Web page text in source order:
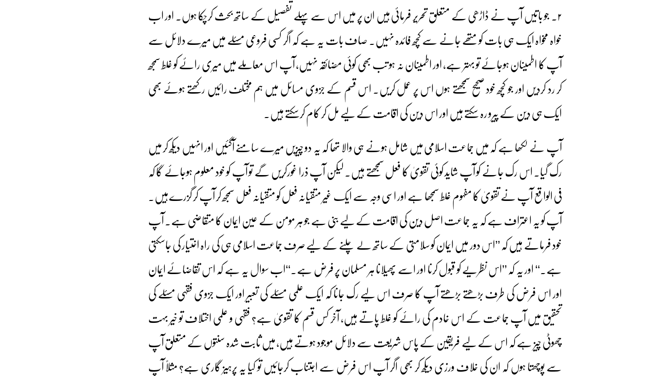
۲۔ جو باتیں آپ نے ڈاڑھی کے متعلق تحریر فرمائی ہیں ان پر میں اس سے پہلے تفصیل کے ساتھ بحث کرچکا ہوں۔ اور اب
خواہ مخواہ ایک ہی بات کو متھے جانے سے کچھ فائدہ نہیں۔ صاف بات یہ ہے کہ اگر کسی فروعی مسئلے میں میرے دلائل سے
آپ کا اطمینان ہوجائے تو بہتر ہے، اور اطمینان نہ ہو تب بھی کوئی مضائقہ نہیں، آپ اس معاملے میں میری رائے کو غلط سمجھ
کر رد کردیں اور جو کچھ خود صحیح سمجھتے ہوں اس پر عمل کریں۔ اس قسم کے جزوی مسائل میں ہم مختلف رائیں رکھتے ہوئے بھی
ایک ہی دین کے پیرو رہ سکتے ہیں اور اس دین کی اقامت کے لیے مل کر کام کرسکتے ہیں۔
آپ نے لکھا ہے کہ میں جماعت اسلامی میں شامل ہونے ہی والا تھا کہ یہ دو چیزیں میرے سامنے آگئیں اور انہیں دیکھ کر میں
رک گیا۔ اس رک جانے کو آپ شاید کوئی تقویٰ کا فعل سمجھتے ہیں۔ لیکن آپ ذرا غورکریں گے تو آپ کو خود معلوم ہوجائے گا کہ
فی الواقع آپ نے تقویٰ کا مفہوم غلط سمجھا ہے اور اسی وجہ سے ایک غیر متقیانہ فعل کو متقیانہ فعل سمجھ کر آپ کر گزرے ہیں۔
آپ کو یہ اعتراف ہے کہ یہ جماعت اصل دین کی اقامت کے لیے بنی ہے جو ہر مومن کے عین ایمان کا متقاضی ہے۔ آپ
خود فرماتے ہیں کہ ’’اس دور میں ایمان کو سلامتی کے ساتھ لے چلنے کے لیے صرف جماعت اسلامی ہی کی راہ اختیار کی جاسکتی
ہے۔‘‘ اور یہ کہ ’’اس نظریے کو قبول کرنا اور اسے پھیلانا ہر مسلمان پر فرض ہے۔‘‘اب سوال یہ ہے کہ اس تقاضائے ایمان
اور اس فرض کی طرف بڑھتے بڑھتے آپ کا صرف اس لیے رک جانا کہ ایک علمی مسئلے کی تعبیر اور ایک جزوی فقہی مسئلے کی
تحقیق میں آپ جماعت کے اس خادم کی رائے کو غلط پاتے ہیں، آخر کس قسم کا تقویٰ ہے؟ فقہی و علمی اختلاف تو خیر بہت
چھوٹی چیز ہے کہ اس کے لیے فریقین کے پاس شریعت سے دلائل موجود ہوتے ہیں، میں ثابت شدہ سنتوں کے متعلق آپ
سے پوچھتا ہوں کہ ان کی خلاف ورزی دیکھ کر بھی اگر آپ اس فرض سے اجتناب کرجائیں تو کیا یہ پرہیز گاری ہے؟ مثلاً آپ